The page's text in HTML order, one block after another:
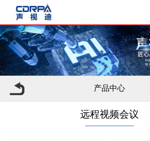
产品中心
远程视频会议